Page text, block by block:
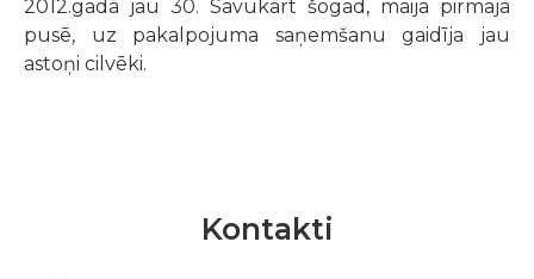
2012.gadā jau 30. Savukārt šogad, maija pirmajā
pusē, uz pakalpojuma saņemšanu gaidīja jau
astoņi cilvēki.
Kontakti